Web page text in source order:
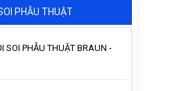
PHẪU THUẬT
SOI PHẪU THUẬT BRAUN -